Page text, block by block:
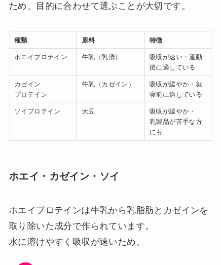
ため、目的に合わせて選ぶことが大切です。
種類 原料 特徴
ホエイプロテイン 牛乳（乳清）
吸収が速い・運動
後に適している
カゼイン
プロテイン
牛乳（カゼイン）
吸収が緩やか・就
寝前に適している
ソイプロテイン 大豆
吸収が緩やか・
乳製品が苦手な方
にも
ホエイ・カゼイン・ソイ
ホエイプロテインは牛乳から乳脂肪とカゼインを
取り除いた成分で作られています。
水に溶けやすく吸収が速いため、